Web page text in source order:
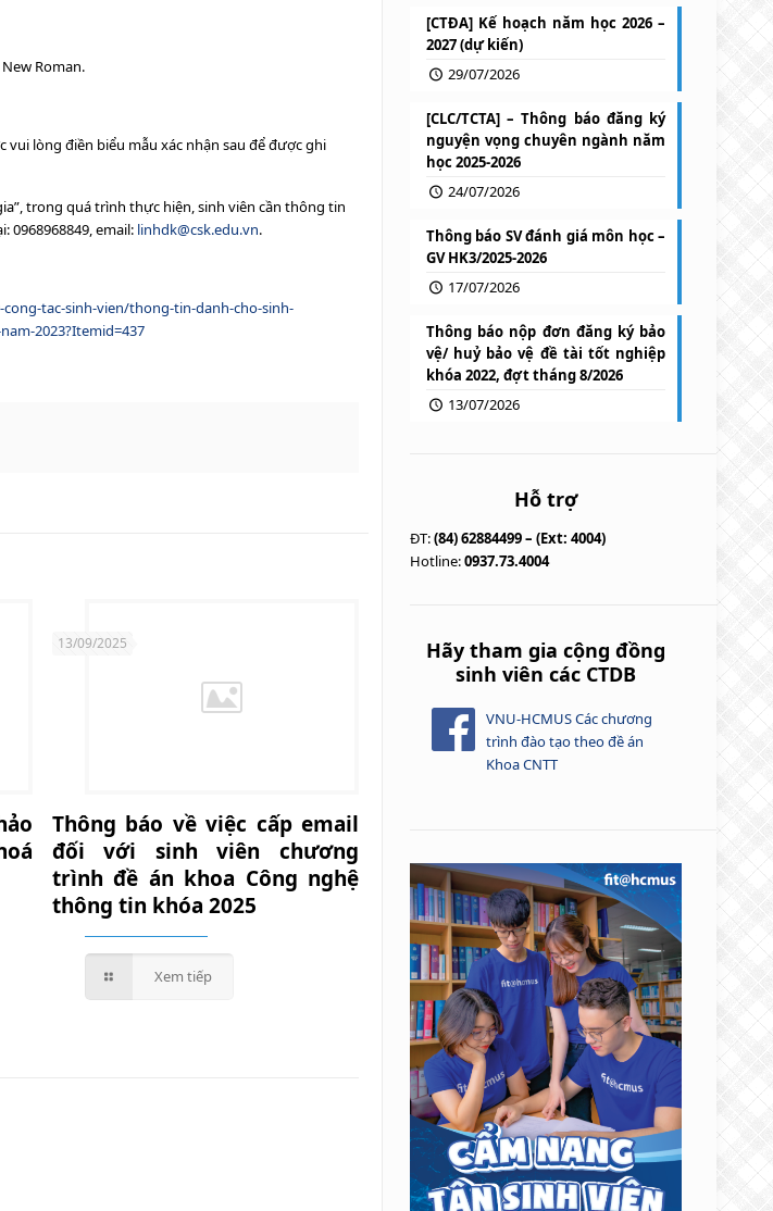
Roman.
lòng điền biểu mẫu xác nhận sau để được ghi
trong quá trình thực hiện, sinh viên cần thông tin
0968968849, email: linhdk@csk.edu.vn.
tac-sinh-vien/thong-tin-danh-cho-sinh-
2023?Itemid=437
13/09/2025
Thông báo về việc cấp email
đối với sinh viên chương
trình đề án khoa Công nghệ
thông tin khóa 2025
Xem tiếp
[CTĐA] Kế hoạch năm học 2026 –
2027 (dự kiến)
29/07/2026
[CLC/TCTA] – Thông báo đăng ký
nguyện vọng chuyên ngành năm
học 2025-2026
24/07/2026
Thông báo SV đánh giá môn học –
GV HK3/2025-2026
17/07/2026
Thông báo nộp đơn đăng ký bảo
vệ/ huỷ bảo vệ đề tài tốt nghiệp
khóa 2022, đợt tháng 8/2026
13/07/2026
Hỗ trợ
ĐT:(84) 62884499 – (Ext: 4004)
Hotline:0937.73.4004
Hãy tham gia cộng đồng
sinh viên các CTDB
VNU-HCMUS Các chương
trình đào tạo theo đề án
Khoa CNTT